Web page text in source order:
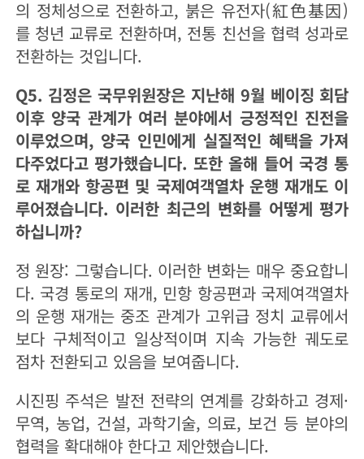
의 정체성으로 전환하고, 붉은 유전자(紅色基因)
를 청년 교류로 전환하며, 전통 친선을 협력 성과로
전환하는 것입니다.
Q5. 김정은 국무위원장은 지난해 9월 베이징 회담
이후 양국 관계가 여러 분야에서 긍정적인 진전을
이루었으며, 양국 인민에게 실질적인 혜택을 가져
다주었다고 평가했습니다. 또한 올해 들어 국경 통
로 재개와 항공편 및 국제여객열차 운행 재개도 이
루어졌습니다. 이러한 최근의 변화를 어떻게 평가
하십니까?
정 원장: 그렇습니다. 이러한 변화는 매우 중요합니
다. 국경 통로의 재개, 민항 항공편과 국제여객열차
의 운행 재개는 중조 관계가 고위급 정치 교류에서
보다 구체적이고 일상적이며 지속 가능한 궤도로
점차 전환되고 있음을 보여줍니다.
시진핑 주석은 발전 전략의 연계를 강화하고 경제·
무역, 농업, 건설, 과학기술, 의료, 보건 등 분야의
협력을 확대해야 한다고 제안했습니다.